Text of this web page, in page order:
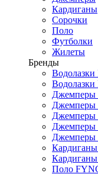
Кардиганы
Сорочки
Поло
Футболки
Жилеты
Бренды
Джемперы
Джемперы
Джемперы
Джемперы
Джемперы
Поло